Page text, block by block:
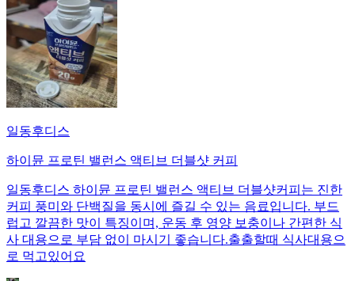
일동후디스
하이뮨 프로틴 밸런스 액티브 더블샷 커피
일동후디스 하이뮨 프로틴 밸런스 액티브 더블샷커피는 진한
커피 풍미와 단백질을 동시에 즐길 수 있는 음료입니다. 부드
럽고 깔끔한 맛이 특징이며, 운동 후 영양 보충이나 간편한 식
사 대용으로 부담 없이 마시기 좋습니다.출출할때 식사대용으
로 먹고있어요